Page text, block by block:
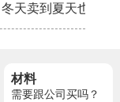
天卖到夏天也不淡
材料
需要跟公司买吗？